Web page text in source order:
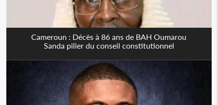
Cameroun : Décès à 86 ans de BAH Oumarou
Sanda pilier du conseil constitutionnel